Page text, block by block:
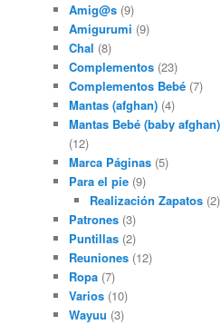
Amig@s (9)
Amigurumi (9)
Chal (8)
Complementos (23)
Complementos Bebé (7)
Mantas (afghan) (4)
Mantas Bebé (baby afghan)
(12)
Marca Páginas (5)
Para el pie (9)
Realización Zapatos(2)
Patrones (3)
Puntillas (2)
Reuniones (12)
Ropa (7)
Varios (10)
Wayuu (3)